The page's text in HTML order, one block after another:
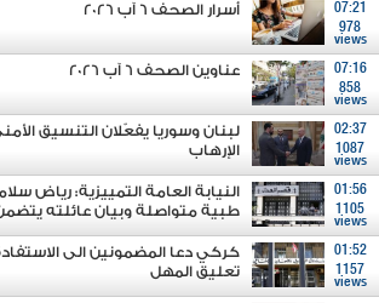
07:21
978
views
أسرار الصحف 6 آب 2026
07:16
858
views
عناوين الصحف 6 آب 2026
02:37
1087
views
لبنان وسوريا يفعّلان التنسيق
الإرهاب
01:56
1105
views
النيابة العامة التمييزية: رياض
طبية متواصلة وبيان عائلته
01:52
1157
views
كركي دعا المضمونين الى
تعليق المهل